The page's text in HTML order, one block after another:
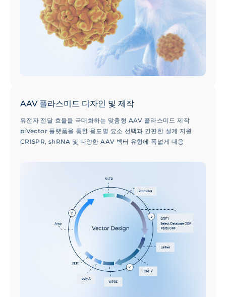
AAV 플라스미드 디자인 및 제작
유전자 전달 효율을 극대화하는 맞춤형 AAV 플라스미드 제작
piVector 플랫폼을 통한 용도별 요소 선택과 간편한 설계 지원
CRISPR, shRNA 및 다양한 AAV 벡터 유형에 폭넓게 대응